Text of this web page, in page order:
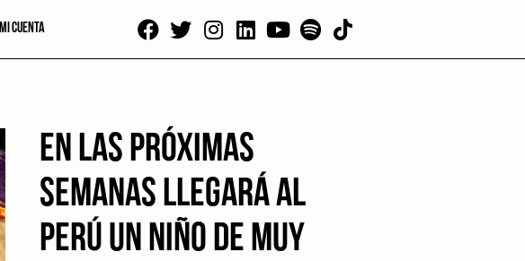
MI CUENTA
EN LAS PRÓXIMAS
SEMANAS LLEGARÁ AL
PERÚ UN NIÑO DE MUY